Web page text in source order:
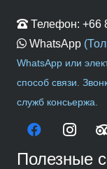
Телефон: +66
WhatsApp
WhatsApp или
способ связи.
служб консьержа.
Полезные